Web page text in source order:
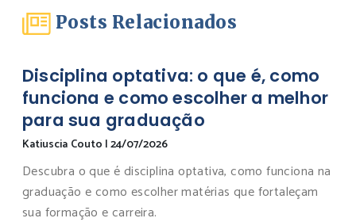
Posts Relacionados
Disciplina optativa: o que é, como
funciona e como escolher a melhor
para sua graduação
Katiuscia Couto |24/07/2026
Descubra o que é disciplina optativa, como funciona na
graduação e como escolher matérias que fortaleçam
sua formação e carreira.